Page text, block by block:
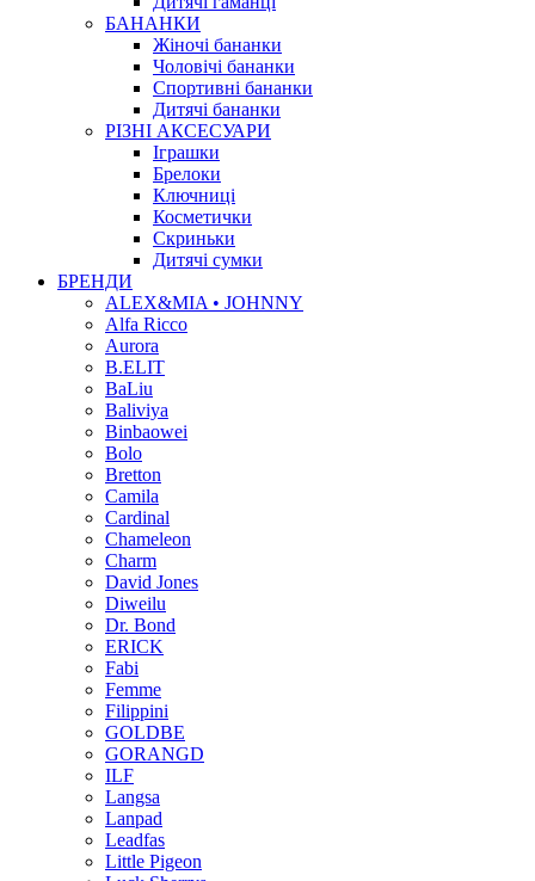
БАНАНКИ
Жіночі бананки
Чоловічі бананки
Спортивні бананки
Дитячі бананки
РІЗНІ АКСЕСУАРИ
Іграшки
Брелоки
Ключниці
Косметички
Скриньки
Дитячі сумки
БРЕНДИ
ALEX&MIA • JOHNNY
Alfa Ricco
Aurora
B.ELIT
BaLiu
Baliviya
Binbaowei
Bolo
Bretton
Camila
Cardinal
Chameleon
Charm
David Jones
Diweilu
Dr. Bond
ERICK
Fabi
Femme
Filippini
GOLDBE
GORANGD
ILF
Langsa
Lanpad
Leadfas
Little Pigeon